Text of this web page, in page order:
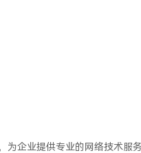
企业提供专业的网络技术服